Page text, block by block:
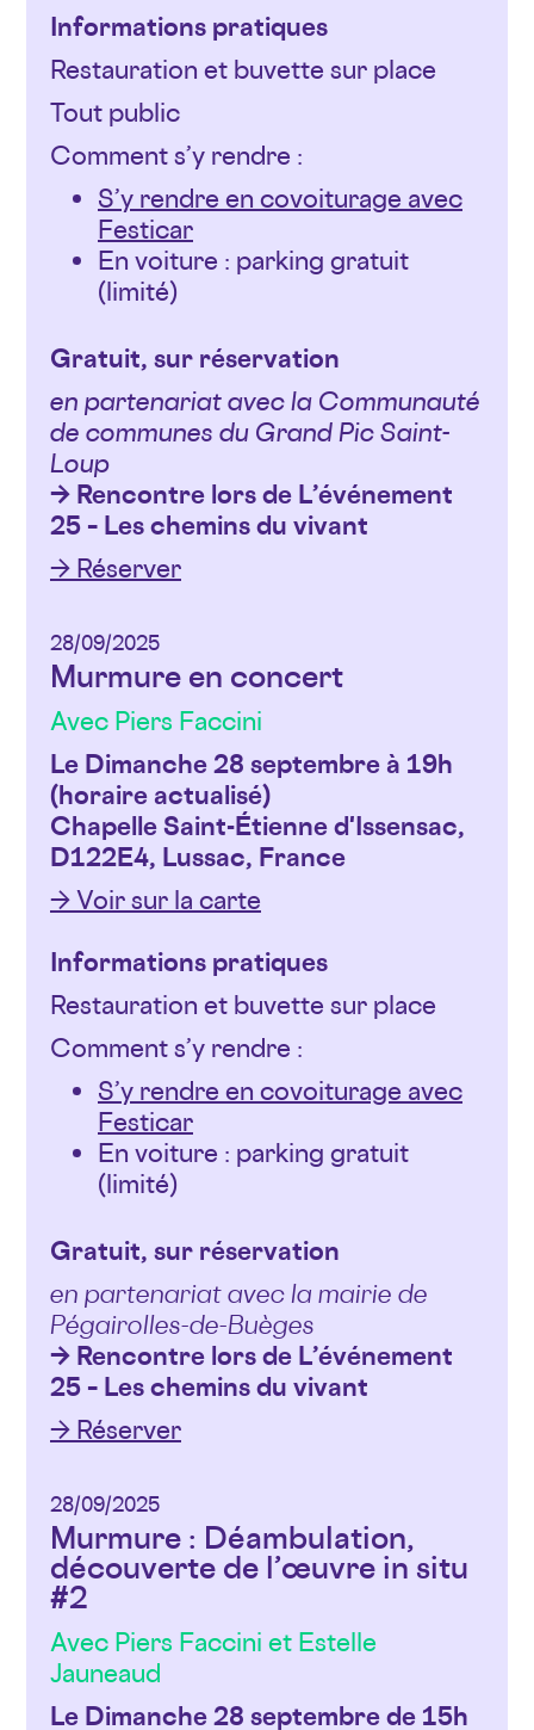
Informations pratiques
Restauration et buvette sur place
Tout public
Comment s’y rendre :
S’y rendre en covoiturage avec
Festicar
En voiture : parking gratuit
(limité)
Gratuit, sur réservation
en partenariat avec la Communauté
de communes du Grand Pic Saint-
Loup
→ Rencontre lors de L’événement
25 – Les chemins du vivant
→ Réserver
28/09/2025
Murmure en concert
Avec Piers Faccini
Le Dimanche 28 septembre à 19h
(horaire actualisé)
Chapelle Saint-Étienne d'Issensac,
D122E4, Lussac, France
→ Voir sur la carte
Informations pratiques
Restauration et buvette sur place
Comment s’y rendre :
S’y rendre en covoiturage avec
Festicar
En voiture : parking gratuit
(limité)
Gratuit, sur réservation
en partenariat avec la mairie de
Pégairolles-de-Buèges
→ Rencontre lors de L’événement
25 – Les chemins du vivant
→ Réserver
28/09/2025
Murmure : Déambulation,
découverte de l’œuvre in situ
#2
Avec Piers Faccini et Estelle
Jauneaud
Le Dimanche 28 septembre de 15h